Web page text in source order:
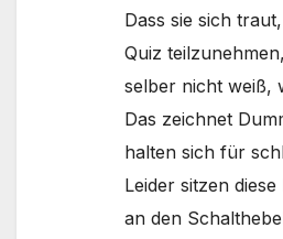
Dass sie sich
Quiz
selber nicht weiß,
Das zeichnet
halten sich für
Leider sitzen
an den